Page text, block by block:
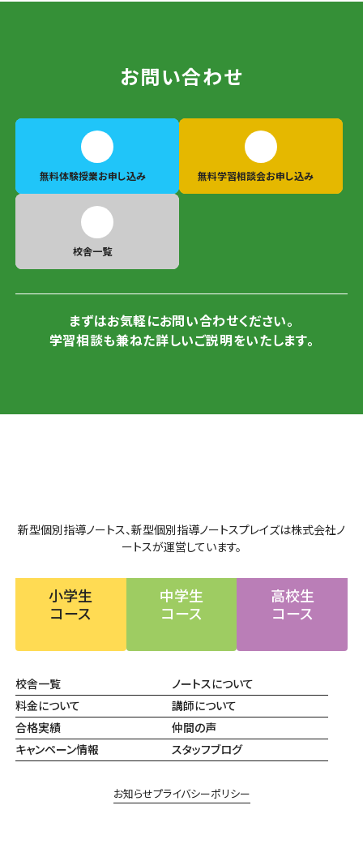
お問い合わせ
無料体験授業お申し込み 無料学習相談会お申し込み
校舎一覧
まずはお気軽にお問い合わせください。
学習相談も兼ねた詳しいご説明をいたします。
新型個別指導ノートス、新型個別指導ノートスプレイズは株式会社ノ
ートスが運営しています。
小学生
コース
中学生
コース
高校生
コース
校舎一覧
ノートスについて
料金について
講師について
合格実績
仲間の声
キャンペーン情報
スタッフブログ
お知らせプライバシーポリシー